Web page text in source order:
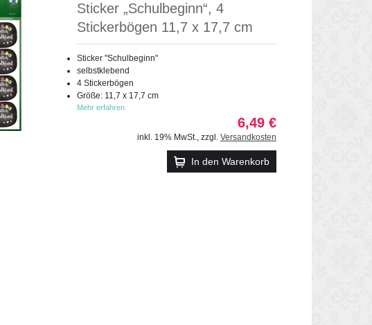
Sticker „Schulbeginn“, 4
Stickerbögen 11,7 x 17,7 cm
Sticker "Schulbeginn"
selbstklebend
4 Stickerbögen
Größe: 11,7 x 17,7 cm
Mehr erfahren
6,49 €
inkl. 19% MwSt., zzgl. Versandkosten
In den Warenkorb